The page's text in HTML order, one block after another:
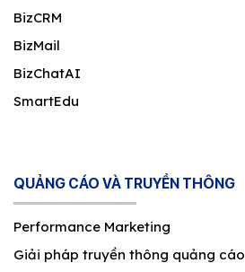
BizCRM
BizMail
BizChatAI
SmartEdu
QUẢNG CÁO VÀ TRUYỀN THÔNG
Performance Marketing
Giải pháp truyền thông quảng cáo